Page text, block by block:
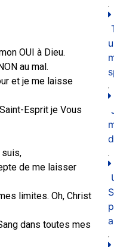
OUI à Dieu.
au mal.
et je me laisse
Esprit je Vous
suis,
de me laisser
limites. Oh, Christ
dans toutes mes